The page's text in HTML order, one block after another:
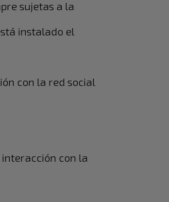
sujetas a la
instalado el
con la red social
interacción con la